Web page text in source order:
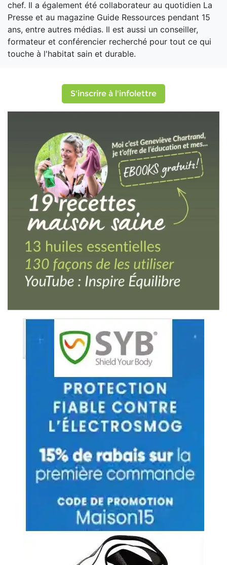
chef. Il a également été collaborateur au quotidien La
Presse et au magazine Guide Ressources pendant 15
ans, entre autres médias. Il est aussi un conseiller,
formateur et conférencier recherché pour tout ce qui
touche à l'habitat sain et durable.
S'inscrire à l'infolettre